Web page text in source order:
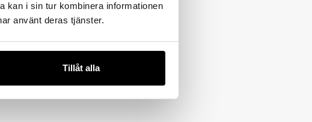
kan i sin tur kombinera informationen
använt deras tjänster.
Tillåt alla